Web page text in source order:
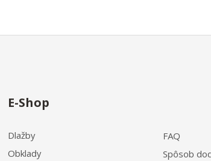
E-Shop
Dlažby
Obklady
FAQ
Spôsob